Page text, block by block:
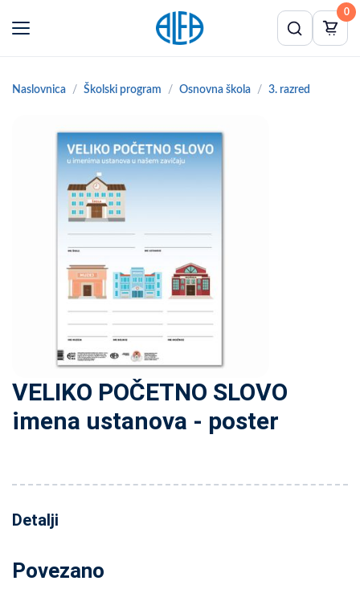
0
Naslovnica Školski program Osnovna škola 3. razred
VELIKO POČETNO SLOVO
imena ustanova - poster
Detalji
Povezano